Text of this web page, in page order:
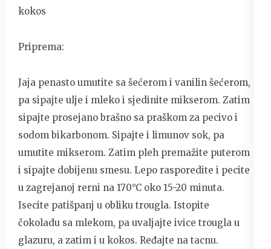
kokos
Priprema:
Jaja penasto umutite sa šećerom i vanilin šećerom,
pa sipajte ulje i mleko i sjedinite mikserom. Zatim
sipajte prosejano brašno sa praškom za pecivo i
sodom bikarbonom. Sipajte i limunov sok, pa
umutite mikserom. Zatim pleh premažite puterom
i sipajte dobijenu smesu. Lepo rasporedite i pecite
u zagrejanoj rerni na 170°C oko 15-20 minuta.
Isecite patišpanj u obliku trougla. Istopite
čokoladu sa mlekom, pa uvaljajte ivice trougla u
glazuru, a zatim i u kokos. Ređajte na tacnu.